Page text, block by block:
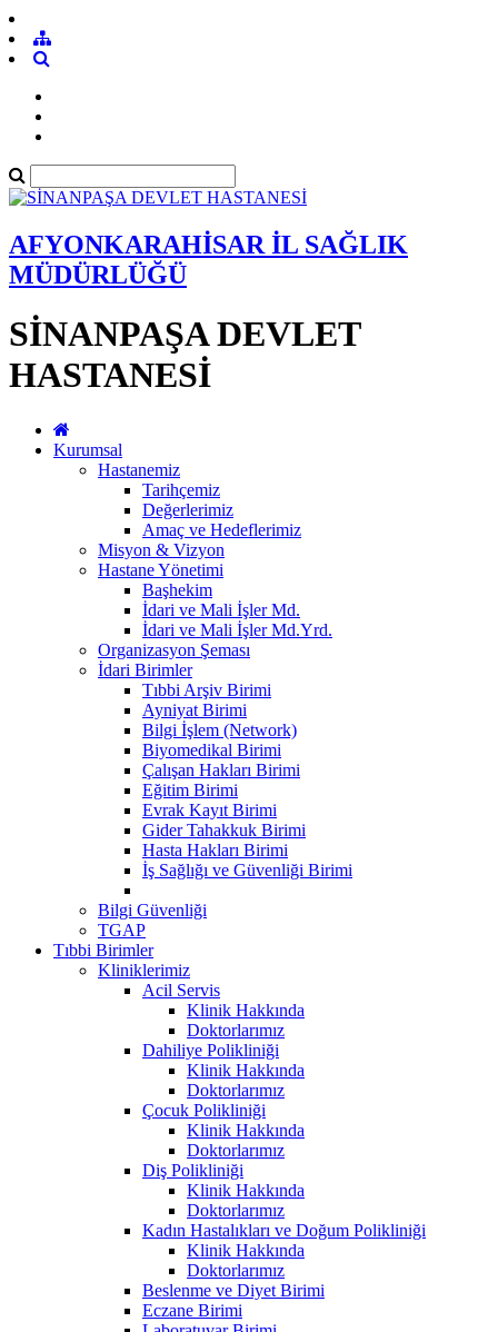
AFYONKARAHİSAR İL SAĞLIK
MÜDÜRLÜĞÜ
SİNANPAŞA DEVLET
HASTANESİ
Kurumsal
Hastanemiz
Tarihçemiz
Değerlerimiz
Amaç ve Hedeflerimiz
Misyon & Vizyon
Hastane Yönetimi
Başhekim
İdari ve Mali İşler Md.
İdari ve Mali İşler Md.Yrd.
Organizasyon Şeması
İdari Birimler
Tıbbi Arşiv Birimi
Ayniyat Birimi
Bilgi İşlem (Network)
Biyomedikal Birimi
Çalışan Hakları Birimi
Eğitim Birimi
Evrak Kayıt Birimi
Gider Tahakkuk Birimi
Hasta Hakları Birimi
İş Sağlığı ve Güvenliği Birimi
Bilgi Güvenliği
TGAP
Tıbbi Birimler
Kliniklerimiz
Acil Servis
Klinik Hakkında
Doktorlarımız
Dahiliye Polikliniği
Klinik Hakkında
Doktorlarımız
Çocuk Polikliniği
Klinik Hakkında
Doktorlarımız
Diş Polikliniği
Klinik Hakkında
Doktorlarımız
Kadın Hastalıkları ve Doğum Polikliniği
Klinik Hakkında
Doktorlarımız
Beslenme ve Diyet Birimi
Eczane Birimi